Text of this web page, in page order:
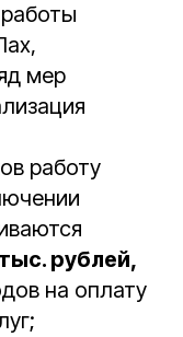
мер
работу
рублей,
на оплату